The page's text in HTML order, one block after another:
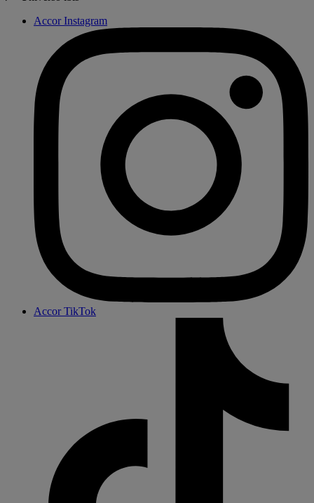
Accor Instagram
Accor TikTok